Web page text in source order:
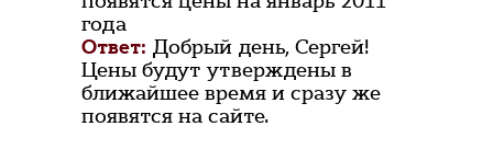
года
Ответ: Добрый день, Сергей!
Цены будут утверждены в
ближайшее время и сразу же
появятся на сайте.